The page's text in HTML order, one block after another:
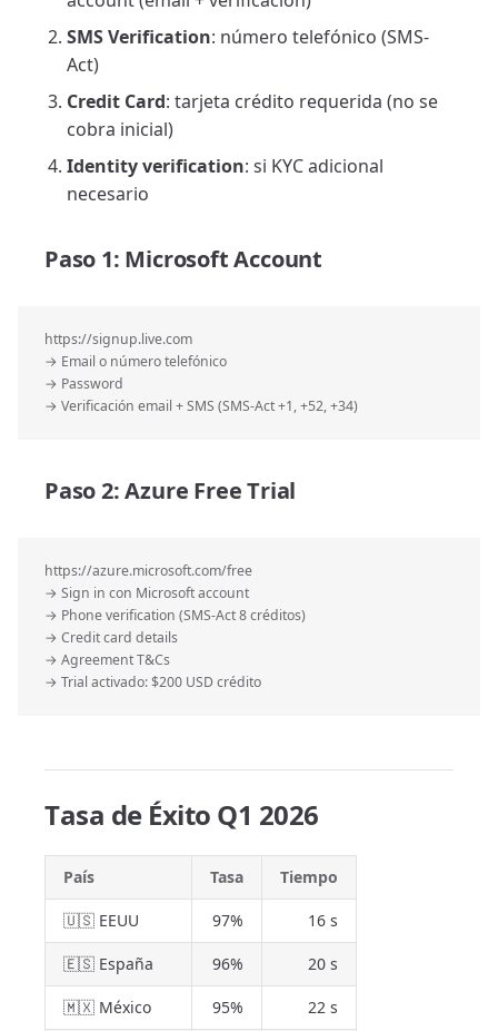
SMS Verification: número telefónico (SMS-
Act)
Credit Card: tarjeta crédito requerida (no se
cobra inicial)
Identity verification: si KYC adicional
necesario
Paso 1: Microsoft Account
https://signup.live.com
→ Email o número telefónico
→ Password
→ Verificación email + SMS (SMS-Act +1, +52, +34)
Paso 2: Azure Free Trial
https://azure.microsoft.com/free
→ Sign in con Microsoft account
→ Phone verification (SMS-Act 8 créditos)
→ Credit card details
→ Agreement T&Cs
→ Trial activado: $200 USD crédito
Tasa de Éxito Q1 2026
País Tasa Tiempo
🇺🇸 EEUU 97% 16 s
🇪🇸 España 96% 20 s
🇲🇽 México 95% 22 s